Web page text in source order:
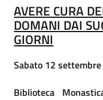
AVERE CURA
DOMANI DAI
GIORNI
Sabato 12
Biblioteca